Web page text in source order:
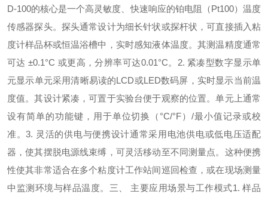
D-100的核心是一个高灵敏度、快速响应的铂电阻（Pt100）温度
传感器探头。探头通常设计为细长针状或探杆状，可直接插入粘
度计样品杯或恒温浴槽中，实时感知液体温度。其测温精度通常
可达 ±0.1°C 或更高，分辨率可达0.01°C。2. 紧凑型数字显示单
元显示单元采用清晰易读的LCD或LED数码屏，实时显示当前温
度值。其设计紧凑，可置于实验台便于观察的位置。单元上通常
设有简单的功能键，用于单位切换（°C/°F）/最小值记录或校
准。3. 灵活的供电与便携设计通常采用电池供电或低电压适配
器，使其摆脱电源线束缚，可灵活移动至不同测量点。这种便携
性使其非常适合在多个粘度计工作站间巡回检查，或在现场测量
中监测环境与样品温度。三、 主要应用场景与工作模式1. 样品